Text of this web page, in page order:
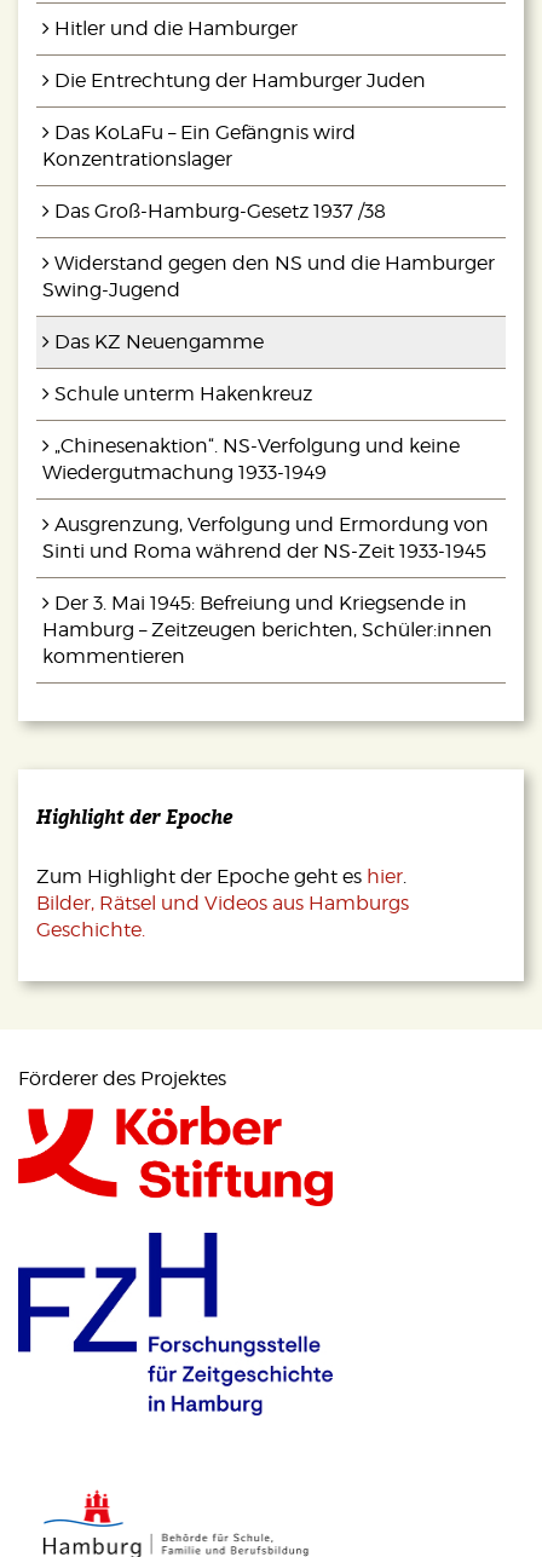
unteren Ende standen.
Hitler und die Hamburger
Die Entrechtung der Hamburger Juden
Das KoLaFu – Ein Gefängnis wird
Konzentrationslager
Das Groß-Hamburg-Gesetz 1937 /38
Widerstand gegen den NS und die Hamburger
Swing-Jugend
Das KZ Neuengamme
Schule unterm Hakenkreuz
„Chinesenaktion“. NS-Verfolgung und keine
Wiedergutmachung 1933-1949
Ausgrenzung, Verfolgung und Ermordung von
Sinti und Roma während der NS-Zeit 1933-1945
Der 3. Mai 1945: Befreiung und Kriegsende in
Hamburg – Zeitzeugen berichten, Schüler:innen
kommentieren
Highlight der Epoche
Zum Highlight der Epoche geht es hier
Bilder, Rätsel und Videos aus Hamburgs
Geschichte.
Förderer des Projektes